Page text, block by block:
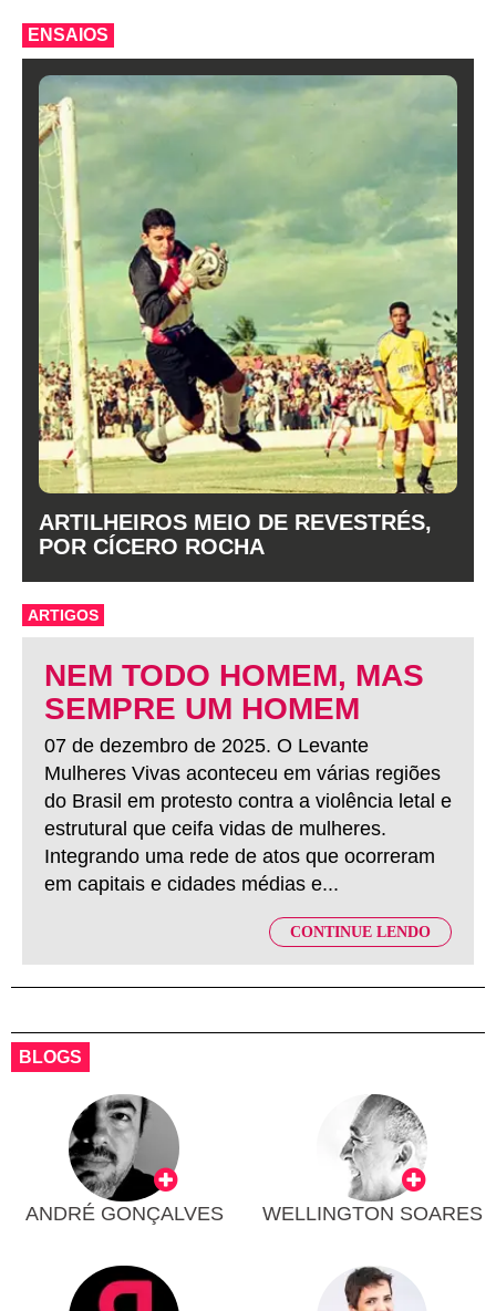
ENSAIOS
ARTILHEIROS MEIO DE REVESTRÉS,
POR CÍCERO ROCHA
ARTIGOS
NEM TODO HOMEM, MAS
SEMPRE UM HOMEM
07 de dezembro de 2025. O Levante
Mulheres Vivas aconteceu em várias regiões
do Brasil em protesto contra a violência letal e
estrutural que ceifa vidas de mulheres.
Integrando uma rede de atos que ocorreram
em capitais e cidades médias e...
CONTINUE LENDO
BLOGS
ANDRÉ GONÇALVES WELLINGTON SOARES